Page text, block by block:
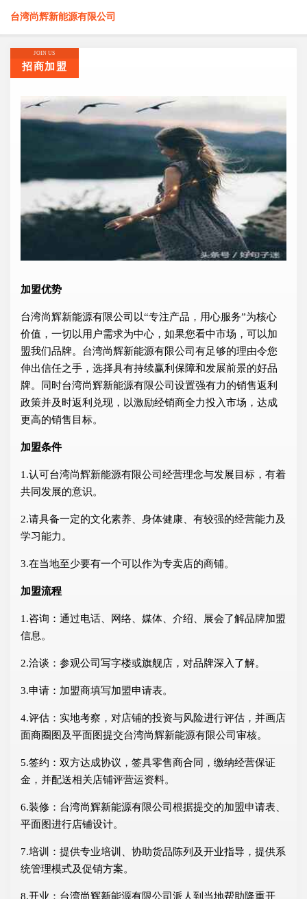
台湾尚辉新能源有限公司
JOIN US
招商加盟
加盟优势
台湾尚辉新能源有限公司以“专注产品，用心服务”为核心
价值，一切以用户需求为中心，如果您看中市场，可以加
盟我们品牌。台湾尚辉新能源有限公司有足够的理由令您
伸出信任之手，选择具有持续赢利保障和发展前景的好品
牌。同时台湾尚辉新能源有限公司设置强有力的销售返利
政策并及时返利兑现，以激励经销商全力投入市场，达成
更高的销售目标。
加盟条件
1.认可台湾尚辉新能源有限公司经营理念与发展目标，有着
共同发展的意识。
2.请具备一定的文化素养、身体健康、有较强的经营能力及
学习能力。
3.在当地至少要有一个可以作为专卖店的商铺。
加盟流程
1.咨询：通过电话、网络、媒体、介绍、展会了解品牌加盟
信息。
2.洽谈：参观公司写字楼或旗舰店，对品牌深入了解。
3.申请：加盟商填写加盟申请表。
4.评估：实地考察，对店铺的投资与风险进行评估，并画店
面商圈图及平面图提交台湾尚辉新能源有限公司审核。
5.签约：双方达成协议，签具零售商合同，缴纳经营保证
金，并配送相关店铺评营运资料。
6.装修：台湾尚辉新能源有限公司根据提交的加盟申请表、
平面图进行店铺设计。
7.培训：提供专业培训、协助货品陈列及开业指导，提供系
统管理模式及促销方案。
8.开业：台湾尚辉新能源有限公司派人到当地帮助隆重开